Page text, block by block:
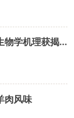
蜂群分泌蜂王浆神经生物学机理获揭示
肉风味